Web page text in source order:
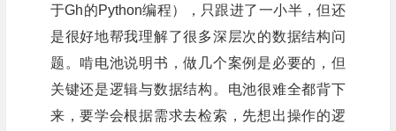
于Gh的Python编程），只跟进了一小半，但还
是很好地帮我理解了很多深层次的数据结构问
题。啃电池说明书，做几个案例是必要的，但
关键还是逻辑与数据结构。电池很难全都背下
来，要学会根据需求去检索，先想出操作的逻